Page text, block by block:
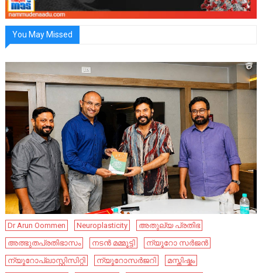
You May Missed
Dr Arun Oommen Neuroplasticity
അതുല്യ പ്രതിഭ
അത്ഭുതപ്രതിഭാസം
നടൻ മമ്മൂട്ടി
ന്യൂറോ സർജൻ
ന്യൂറോപ്ലാസ്റ്റിസിറ്റി
ന്യൂറോസർജറി
മസ്തിഷ്കം